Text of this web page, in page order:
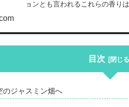
ョンとも言われるこれらの香り
目次
のジャスミン畑へ